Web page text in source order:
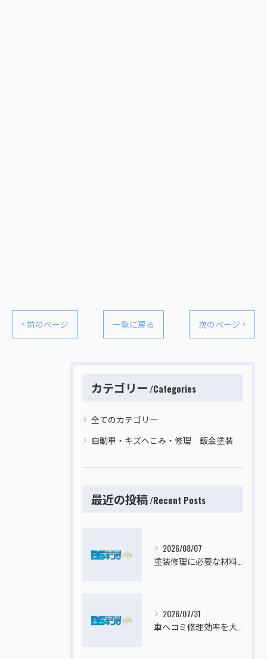
< 前のページ 一覧に戻る 次のページ >
カテゴリー Categories
全てのカテゴリー
自動車・キズへこみ・修理 鈑金塗装
最近の投稿 Recent Posts
2026/08/07
2026/07/31